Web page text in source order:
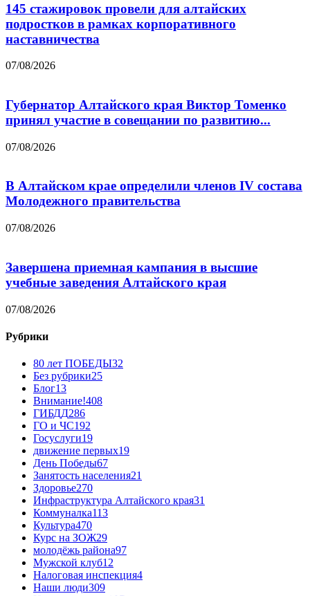
145 стажировок провели для алтайских
подростков в рамках корпоративного
наставничества
07/08/2026
Губернатор Алтайского края Виктор Томенко
принял участие в совещании по развитию...
07/08/2026
В Алтайском крае определили членов IV состава
Молодежного правительства
07/08/2026
Завершена приемная кампания в высшие
учебные заведения Алтайского края
07/08/2026
Рубрики
80 лет ПОБЕДЫ32
Без рубрики25
Блог13
Внимание!408
ГИБДД286
ГО и ЧС192
Госуслуги19
движение первых19
День Победы67
Занятость населения21
Здоровье270
Инфраструктура Алтайского края31
Коммуналка113
Культура470
Курс на ЗОЖ29
молодёжь района97
Мужской клуб12
Налоговая инспекция4
Наши люди309